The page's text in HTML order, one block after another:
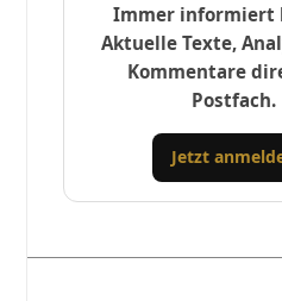
Immer informiert
Aktuelle Texte,
Kommentare
Postfach.
Jetzt